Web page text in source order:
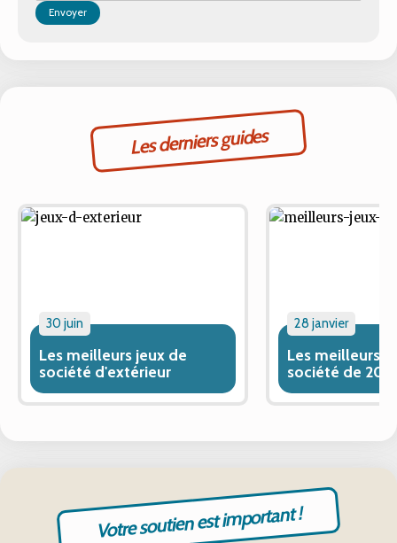
Envoyer
Les derniers guides
30 juin
Les meilleurs jeux de
société d'extérieur
28 janvier
Les meilleurs
société de
Votre soutien est important !